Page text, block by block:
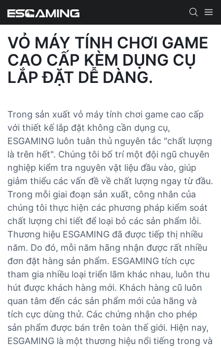
VỎ MÁY TÍNH CHƠI GAME
CAO CẤP KÈM DỤNG CỤ
LẮP ĐẶT DỄ DÀNG.
Trong sản xuất vỏ máy tính chơi game cao cấp
với thiết kế lắp đặt không cần dụng cụ,
ESGAMING luôn tuân thủ nguyên tắc "chất lượng
là trên hết". Chúng tôi bố trí một đội ngũ chuyên
nghiệp kiểm tra nguyên vật liệu đầu vào, giúp
giảm thiểu các vấn đề về chất lượng ngay từ đầu.
Trong mỗi giai đoạn sản xuất, công nhân của
chúng tôi thực hiện các phương pháp kiểm soát
chất lượng chi tiết để loại bỏ các sản phẩm lỗi.
Thương hiệu ESGAMING đã được tiếp thị nhiều
năm. Do đó, mỗi năm hãng nhận được rất nhiều
đơn đặt hàng sản phẩm. ESGAMING tích cực
tham gia nhiều loại triển lãm khác nhau, luôn thu
hút được khách hàng mới. Khách hàng cũ luôn
quan tâm đến các sản phẩm mới của hãng và
tích cực dùng thử. Các chứng nhận cho phép
sản phẩm được bán trên toàn thế giới. Hiện nay,
ESGAMING là một thương hiệu nổi tiếng trong và